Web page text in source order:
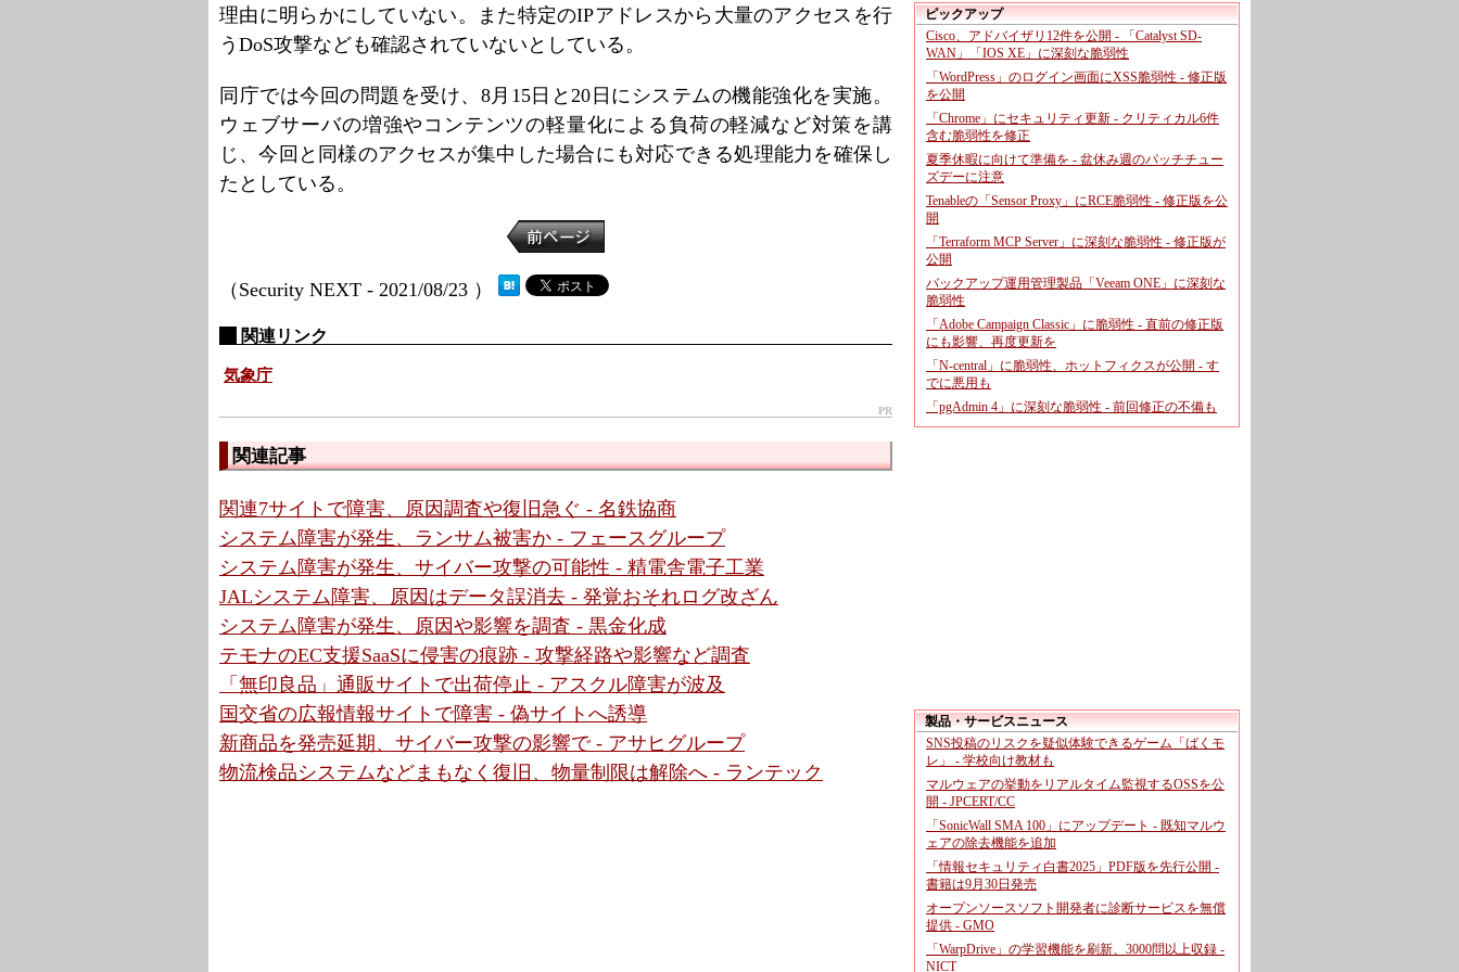
理由に明らかにしていない。また特定のIPアドレスから大量のアクセスを行
うDoS攻撃なども確認されていないとしている。
同庁では今回の問題を受け、8月15日と20日にシステムの機能強化を実施。
ウェブサーバの増強やコンテンツの軽量化による負荷の軽減など対策を講
じ、今回と同様のアクセスが集中した場合にも対応できる処理能力を確保し
たとしている。
（Security NEXT - 2021/08/23 ）
関連リンク
気象庁
PR
関連記事
関連7サイトで障害、原因調査や復旧急ぐ - 名鉄協商
システム障害が発生、ランサム被害か - フェースグループ
システム障害が発生、サイバー攻撃の可能性 - 精電舎電子工業
JALシステム障害、原因はデータ誤消去 - 発覚おそれログ改ざん
システム障害が発生、原因や影響を調査 - 黒金化成
テモナのEC支援SaaSに侵害の痕跡 - 攻撃経路や影響など調査
「無印良品」通販サイトで出荷停止 - アスクル障害が波及
国交省の広報情報サイトで障害 - 偽サイトへ誘導
新商品を発売延期、サイバー攻撃の影響で - アサヒグループ
物流検品システムなどまもなく復旧、物量制限は解除へ - ランテック
ピックアップ
Cisco、アドバイザリ12件を公開 - 「Catalyst SD-
WAN」「IOS XE」に深刻な脆弱性
「WordPress」のログイン画面にXSS脆弱性 - 修正版
を公開
「Chrome」にセキュリティ更新 - クリティカル6件
含む脆弱性を修正
夏季休暇に向けて準備を - 盆休み週のパッチチュー
ズデーに注意
Tenableの「Sensor Proxy」にRCE脆弱性 - 修正版を公
開
「Terraform MCP Server」に深刻な脆弱性 - 修正版が
公開
バックアップ運用管理製品「Veeam ONE」に深刻な
脆弱性
「Adobe Campaign Classic」に脆弱性 - 直前の修正版
にも影響、再度更新を
「N-central」に脆弱性、ホットフィクスが公開 - す
でに悪用も
「pgAdmin 4」に深刻な脆弱性 - 前回修正の不備も
製品・サービスニュース
SNS投稿のリスクを疑似体験できるゲーム「ばくモ
レ」 - 学校向け教材も
マルウェアの挙動をリアルタイム監視するOSSを公
開 - JPCERT/CC
「SonicWall SMA 100」にアップデート - 既知マルウ
ェアの除去機能を追加
「情報セキュリティ白書2025」PDF版を先行公開 -
書籍は9月30日発売
オープンソースソフト開発者に診断サービスを無償
提供 - GMO
「WarpDrive」の学習機能を刷新、3000問以上収録 -
NICT